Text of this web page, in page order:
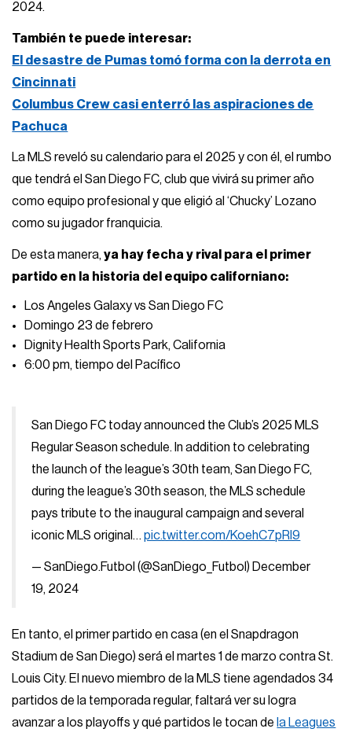
2024.
También te puede interesar:
El desastre de Pumas tomó forma con la derrota en
Cincinnati
Columbus Crew casi enterró las aspiraciones de
Pachuca
La MLS reveló su calendario para el 2025 y con él, el rumbo
que tendrá el San Diego FC, club que vivirá su primer año
como equipo profesional y que eligió al ‘Chucky’ Lozano
como su jugador franquicia.
De esta manera,ya hay fecha y rival para el primer
partido en la historia del equipo californiano:
Los Angeles Galaxy vs San Diego FC
Domingo 23 de febrero
Dignity Health Sports Park, California
6:00 pm, tiempo del Pacífico
San Diego FC today announced the Club’s 2025 MLS
Regular Season schedule. In addition to celebrating
the launch of the league’s 30th team, San Diego FC,
during the league’s 30th season, the MLS schedule
pays tribute to the inaugural campaign and several
iconic MLS original…pic.twitter.com/KoehC7pRl9
— SanDiego.Futbol (@SanDiego_Futbol) December
19, 2024
En tanto, el primer partido en casa (en el Snapdragon
Stadium de San Diego) será el martes 1 de marzo contra St.
Louis City. El nuevo miembro de la MLS tiene agendados 34
partidos de la temporada regular, faltará ver su logra
avanzar a los playoffs y qué partidos le tocan de la Leagues